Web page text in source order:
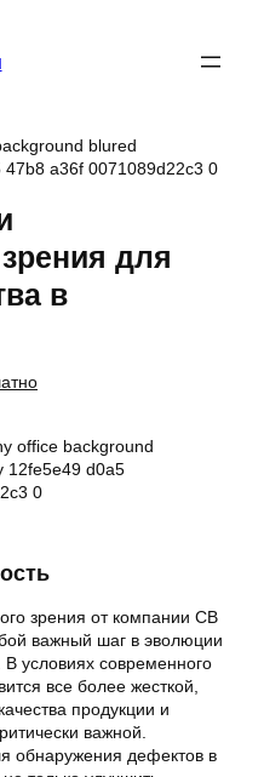
для
в
зрения от компании CB
важный шаг в эволюции
условиях современного
все более жесткой,
продукции и
важной.
обнаружения дефектов в